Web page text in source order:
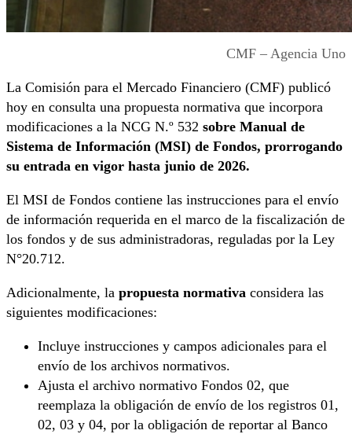
CMF – Agencia Uno
La Comisión para el Mercado Financiero (CMF) publicó
hoy en consulta una propuesta normativa que incorpora
modificaciones a la NCG N.º 532 sobre Manual de
Sistema de Información (MSI) de Fondos, prorrogando
su entrada en vigor hasta junio de 2026.
El MSI de Fondos contiene las instrucciones para el envío
de información requerida en el marco de la fiscalización de
los fondos y de sus administradoras, reguladas por la Ley
N°20.712.
Adicionalmente, la propuesta normativa considera las
siguientes modificaciones:
Incluye instrucciones y campos adicionales para el
envío de los archivos normativos.
Ajusta el archivo normativo Fondos 02, que
reemplaza la obligación de envío de los registros 01,
02, 03 y 04, por la obligación de reportar al Banco